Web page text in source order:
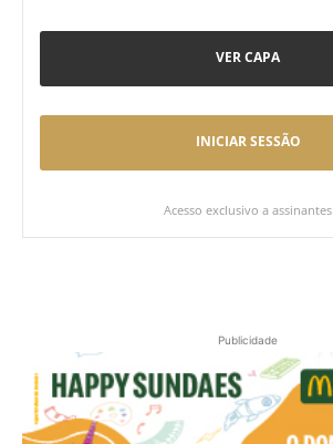
VER CAPA
INICIAR SESSÃO
Acesso exclusivo a assinantes
Publicidade